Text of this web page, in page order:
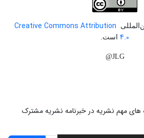
Creative Commons Attribution
4.0 است.
JLG@
های مهم نشریه در خبرنامه نشریه مشترک